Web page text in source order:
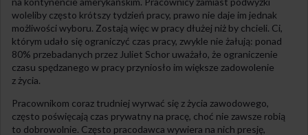
woleliby często krótszy tydzień pracy, prawo nie daje im jednak
możliwości wyboru. Zostają więc w pracy dłużej niż by chcieli. Ci,
którym udało się ograniczyć czas pracy, zwykle nie żałują: ponad
80% przebadanych przez Juliet Schor uważało, że ograniczenie
czasu spędzanego w pracy przyniosło im większe zadowolenie
z życia.
Pracownikom coraz trudniej wyrwać się z życia zawodowego,
często poświęcają czas prywatny na pracę, choć nie zawsze robią
to dobrowolnie. Często pracodawca wywiera na nich presję,